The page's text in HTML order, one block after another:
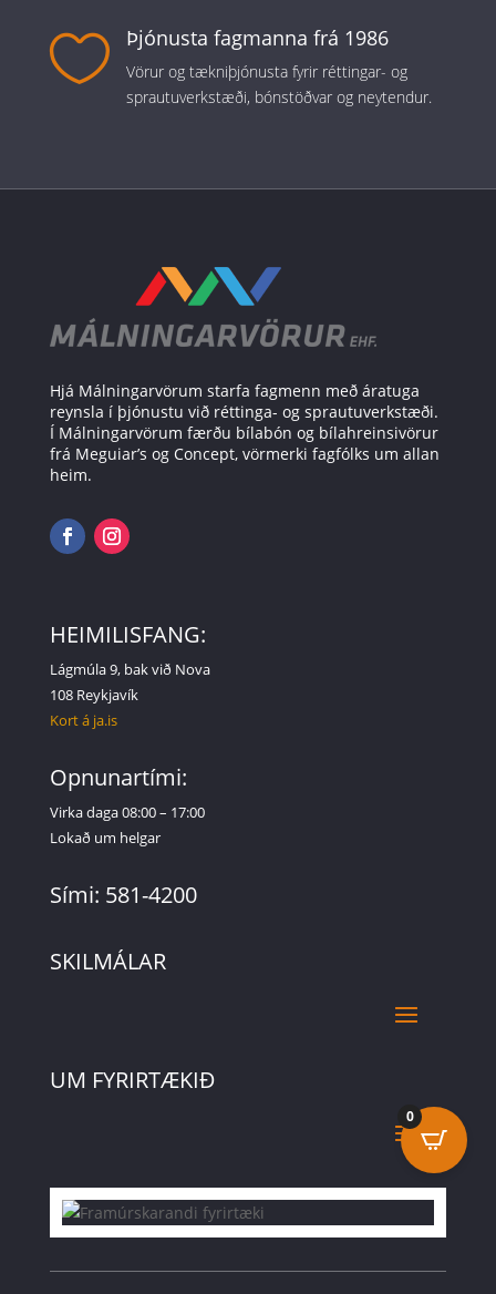
 Þjónusta fagmanna frá 1986
Vörur og tækniþjónusta fyrir réttingar- og
sprautuverkstæði, bónstöðvar og neytendur.
Hjá Málningarvörum starfa fagmenn með áratuga
reynsla í þjónustu við réttinga- og sprautuverkstæði.
Í Málningarvörum færðu bílabón og bílahreinsivörur
frá Meguiar’s og Concept, vörmerki fagfólks um allan
heim.
HEIMILISFANG:
Lágmúla 9, bak við Nova
108 Reykjavík
Kort á ja.is
Opnunartími:
Virka daga 08:00 – 17:00
Lokað um helgar
Sími: 581-4200
SKILMÁLAR
UM FYRIRTÆKIÐ
0